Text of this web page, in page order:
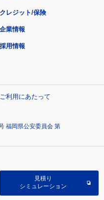
クレジット/保険
企業情報
採用情報
ご利用にあたって
福岡県公安委員会 第
見積り
シミュレーション